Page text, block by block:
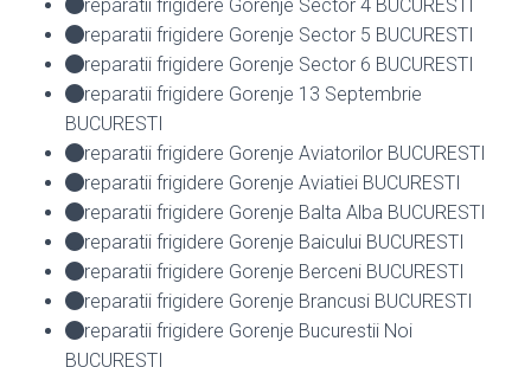
reparatii frigidere Gorenje Sector 4 BUCURESTI
reparatii frigidere Gorenje Sector 5 BUCURESTI
reparatii frigidere Gorenje Sector 6 BUCURESTI
reparatii frigidere Gorenje 13 Septembrie
BUCURESTI
reparatii frigidere Gorenje Aviatorilor BUCURESTI
reparatii frigidere Gorenje Aviatiei BUCURESTI
reparatii frigidere Gorenje Balta Alba BUCURESTI
reparatii frigidere Gorenje Baicului BUCURESTI
reparatii frigidere Gorenje Berceni BUCURESTI
reparatii frigidere Gorenje Brancusi BUCURESTI
reparatii frigidere Gorenje Bucurestii Noi
BUCURESTI